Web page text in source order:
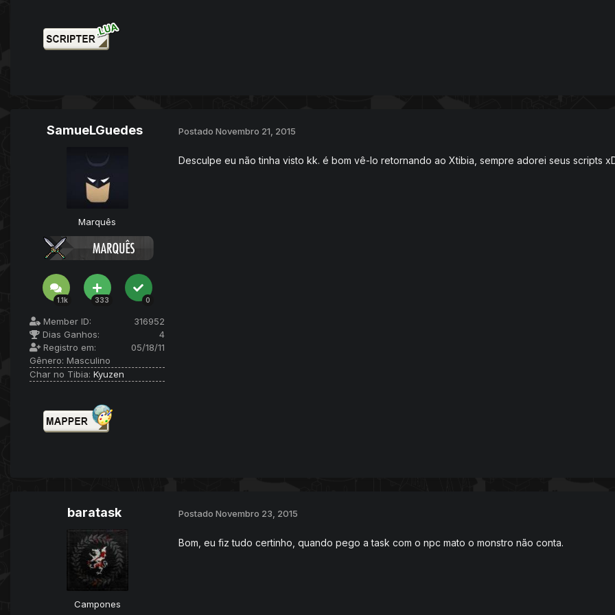
SamueLGuedes
Marquês
1.1k 333 0
Member ID:
316952
Dias Ganhos:
4
Registro em:
05/18/11
Gênero: Masculino
Char no Tibia: Kyuzen
Postado Novembro 21, 2015
Desculpe eu não tinha visto kk. é bom vê-lo retornando ao Xtibia, sempre adorei seus scripts
baratask
Campones
Postado Novembro 23, 2015
Bom, eu fiz tudo certinho, quando pego a task com o npc mato o monstro não conta.